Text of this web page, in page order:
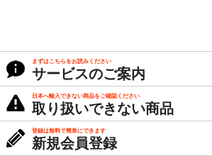
まずはこちらをお読みください
サービスのご案内
日本へ輸入できない商品をご確認ください
取り扱いできない商品
登録は無料で簡単にできます
新規会員登録